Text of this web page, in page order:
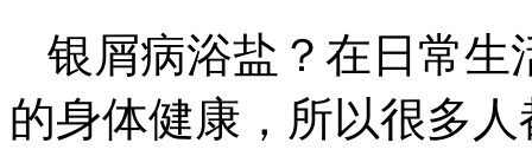
银屑病浴盐？在日常生
的身体健康，所以很多